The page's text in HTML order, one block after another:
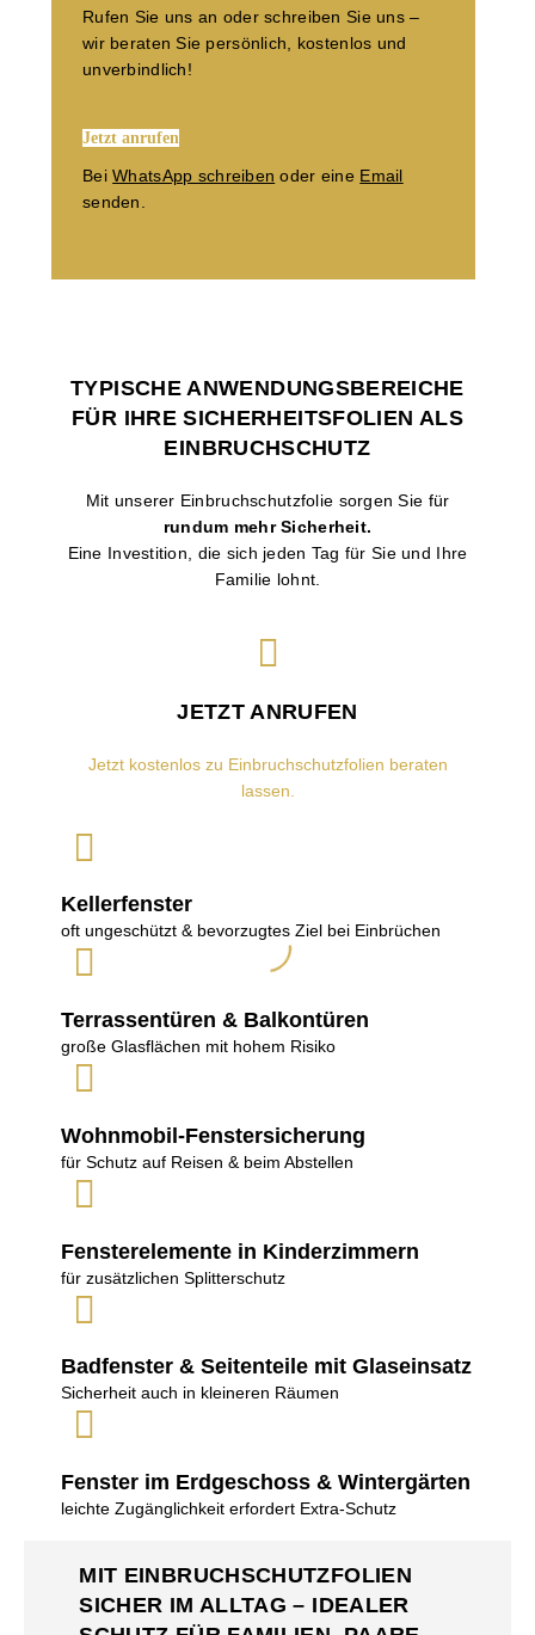
Rufen Sie uns an oder schreiben Sie uns –
wir beraten Sie persönlich, kostenlos und
unverbindlich!
Jetzt anrufen
BeiWhatsApp schreiben oder eine Email
senden.
TYPISCHE ANWENDUNGSBEREICHE
FÜR IHRE SICHERHEITSFOLIEN ALS
EINBRUCHSCHUTZ
Mit unserer Einbruchschutzfolie sorgen Sie für
rundum mehr Sicherheit.
Eine Investition, die sich jeden Tag für Sie und Ihre
Familie lohnt.
JETZT ANRUFEN
Jetzt kostenlos zu Einbruchschutzfolien beraten
lassen.
Kellerfenster
oft ungeschützt & bevorzugtes Ziel bei Einbrüchen
Terrassentüren & Balkontüren
große Glasflächen mit hohem Risiko
Wohnmobil-Fenstersicherung
für Schutz auf Reisen & beim Abstellen
Fensterelemente in Kinderzimmern
für zusätzlichen Splitterschutz
Badfenster & Seitenteile mit Glaseinsatz
Sicherheit auch in kleineren Räumen
Fenster im Erdgeschoss & Wintergärten
leichte Zugänglichkeit erfordert Extra-Schutz
MIT EINBRUCHSCHUTZFOLIEN
SICHER IM ALLTAG – IDEALER